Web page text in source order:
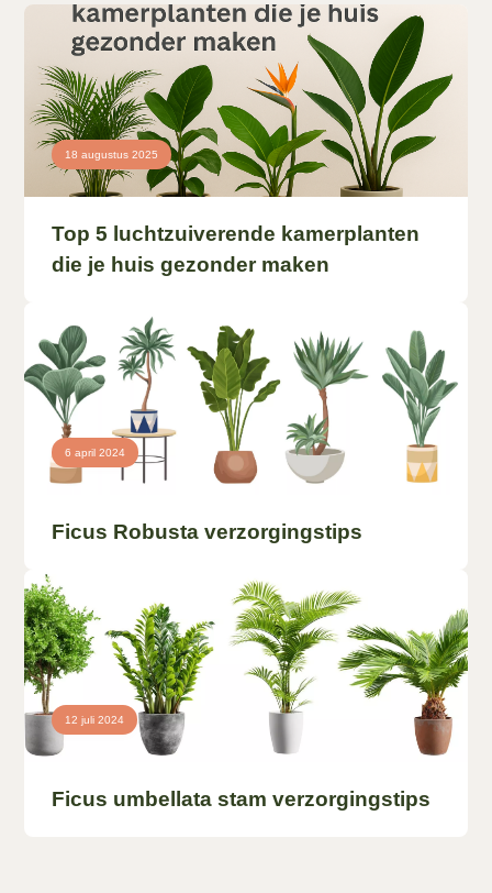
18 augustus 2025
Top 5 luchtzuiverende kamerplanten
die je huis gezonder maken
6 april 2024
Ficus Robusta verzorgingstips
12 juli 2024
Ficus umbellata stam verzorgingstips